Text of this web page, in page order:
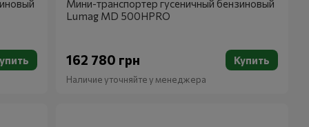
Мини-транспортер гусеничный бензиновый
Lumag MD 500HPRO
162 780 грн Купить
Наличие уточняйте у менеджера